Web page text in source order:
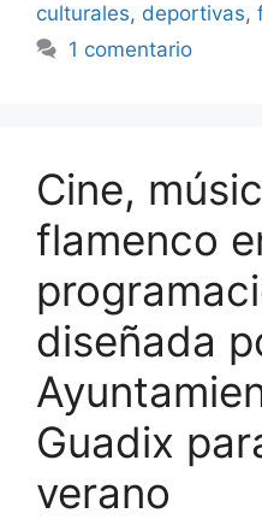
culturales, deportivas,
1 comentario
Cine,
flamenco
diseñada
Guadix
verano